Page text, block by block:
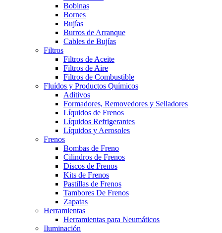
Bobinas
Bornes
Bujías
Burros de Arranque
Cables de Bujías
Filtros
Filtros de Aceite
Filtros de Aire
Filtros de Combustible
Fluídos y Productos Químicos
Aditivos
Formadores, Removedores y Selladores
Líquidos de Frenos
Líquidos Refrigerantes
Líquidos y Aerosoles
Frenos
Bombas de Freno
Cilindros de Frenos
Discos de Frenos
Kits de Frenos
Pastillas de Frenos
Tambores De Frenos
Zapatas
Herramientas
Herramientas para Neumáticos
Iluminación